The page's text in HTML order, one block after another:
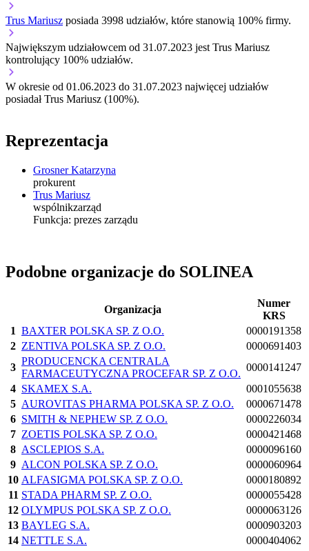
Trus Mariusz posiada 3998 udziałów, które stanowią 100% firmy.
Największym udziałowcem od 31.07.2023 jest Trus Mariusz
kontrolujący 100% udziałów.
W okresie od 01.06.2023 do 31.07.2023 najwięcej udziałów
posiadał Trus Mariusz (100%).
Reprezentacja
Grosner Katarzyna
prokurent
Trus Mariusz
wspólnikzarząd
Funkcja: prezes zarządu
Podobne organizacje do SOLINEA
Organizacja
Numer
KRS
1 BAXTER POLSKA SP. Z O.O.
0000191358
2 ZENTIVA POLSKA SP. Z O.O.
0000691403
3
PRODUCENCKA CENTRALA
FARMACEUTYCZNA PROCEFAR SP. Z O.O.
0000141247
4 SKAMEX S.A.
0001055638
5 AUROVITAS PHARMA POLSKA SP. Z O.O.
0000671478
6 SMITH & NEPHEW SP. Z O.O.
0000226034
7 ZOETIS POLSKA SP. Z O.O.
0000421468
8 ASCLEPIOS S.A.
0000096160
9 ALCON POLSKA SP. Z O.O.
0000060964
10 ALFASIGMA POLSKA SP. Z O.O.
0000180892
11 STADA PHARM SP. Z O.O.
0000055428
12 OLYMPUS POLSKA SP. Z O.O.
0000063126
13 BAYLEG S.A.
0000903203
14 NETTLE S.A.
0000404062